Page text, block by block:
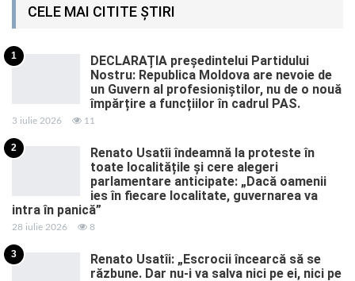
CELE MAI CITITE ȘTIRI
1
DECLARAȚIA președintelui Partidului
Nostru: Republica Moldova are nevoie de
un Guvern al profesioniștilor, nu de o nouă
împărțire a funcțiilor în cadrul PAS.
3 iulie 2026 11
2
Renato Usatîi îndeamnă la proteste în
toate localitățile și cere alegeri
parlamentare anticipate: „Dacă oamenii
ies în fiecare localitate, guvernarea va
intra în panică”
28 iulie 2026 8
3
Renato Usatîi: „Escrocii încearcă să se
răzbune. Dar nu-i va salva nici pe ei, nici pe